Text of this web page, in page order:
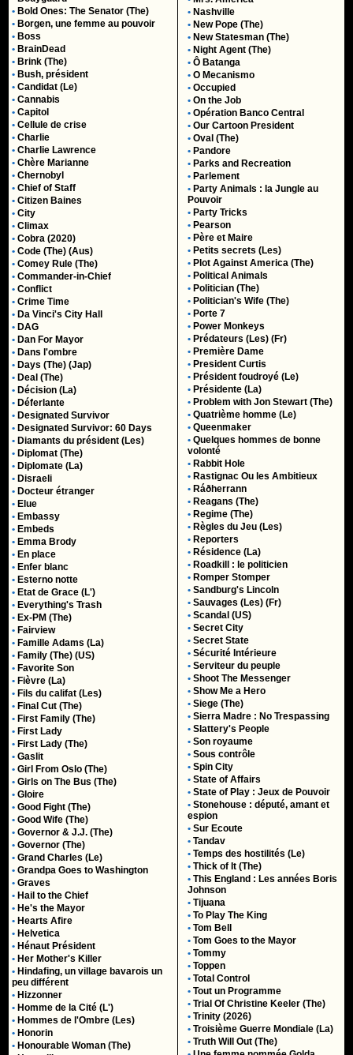
• Bold Ones: The Senator (The)
• Borgen, une femme au pouvoir
• Boss
• BrainDead
• Brink (The)
• Bush, président
• Candidat (Le)
• Cannabis
• Capitol
• Cellule de crise
• Charlie
• Charlie Lawrence
• Chère Marianne
• Chernobyl
• Chief of Staff
• Citizen Baines
• City
• Climax
• Cobra (2020)
• Code (The) (Aus)
• Comey Rule (The)
• Commander-in-Chief
• Conflict
• Crime Time
• Da Vinci's City Hall
• DAG
• Dan For Mayor
• Dans l'ombre
• Days (The) (Jap)
• Deal (The)
• Décision (La)
• Déferlante
• Designated Survivor
• Designated Survivor: 60 Days
• Diamants du président (Les)
• Diplomat (The)
• Diplomate (La)
• Disraeli
• Docteur étranger
• Elue
• Embassy
• Embeds
• Emma Brody
• En place
• Enfer blanc
• Esterno notte
• Etat de Grace (L')
• Everything's Trash
• Ex-PM (The)
• Fairview
• Famille Adams (La)
• Family (The) (US)
• Favorite Son
• Fièvre (La)
• Fils du califat (Les)
• Final Cut (The)
• First Family (The)
• First Lady
• First Lady (The)
• Gaslit
• Girl From Oslo (The)
• Girls on The Bus (The)
• Gloire
• Good Fight (The)
• Good Wife (The)
• Governor & J.J. (The)
• Governor (The)
• Grand Charles (Le)
• Grandpa Goes to Washington
• Graves
• Hail to the Chief
• He's the Mayor
• Hearts Afire
• Helvetica
• Hénaut Président
• Her Mother's Killer
• Hindafing, un village bavarois un
peu différent
• Hizzonner
• Homme de la Cité (L')
• Hommes de l'Ombre (Les)
• Honorin
• Honourable Woman (The)
• Nashville
• New Pope (The)
• New Statesman (The)
• Night Agent (The)
• Ô Batanga
• O Mecanismo
• Occupied
• On the Job
• Opération Banco Central
• Our Cartoon President
• Oval (The)
• Pandore
• Parks and Recreation
• Parlement
• Party Animals : la Jungle au
Pouvoir
• Party Tricks
• Pearson
• Père et Maire
• Petits secrets (Les)
• Plot Against America (The)
• Political Animals
• Politician (The)
• Politician's Wife (The)
• Porte 7
• Power Monkeys
• Prédateurs (Les) (Fr)
• Première Dame
• President Curtis
• Président foudroyé (Le)
• Présidente (La)
• Problem with Jon Stewart (The)
• Quatrième homme (Le)
• Queenmaker
• Quelques hommes de bonne
volonté
• Rabbit Hole
• Rastignac Ou les Ambitieux
• Ráðherrann
• Reagans (The)
• Regime (The)
• Règles du Jeu (Les)
• Reporters
• Résidence (La)
• Roadkill : le politicien
• Romper Stomper
• Sandburg's Lincoln
• Sauvages (Les) (Fr)
• Scandal (US)
• Secret City
• Secret State
• Sécurité Intérieure
• Serviteur du peuple
• Shoot The Messenger
• Show Me a Hero
• Siege (The)
• Sierra Madre : No Trespassing
• Slattery's People
• Son royaume
• Sous contrôle
• Spin City
• State of Affairs
• State of Play : Jeux de Pouvoir
• Stonehouse : député, amant et
espion
• Sur Ecoute
• Tandav
• Temps des hostilités (Le)
• Thick of It (The)
• This England : Les années Boris
Johnson
• Tijuana
• To Play The King
• Tom Bell
• Tom Goes to the Mayor
• Tommy
• Toppen
• Total Control
• Tout un Programme
• Trial Of Christine Keeler (The)
• Trinity (2026)
• Troisième Guerre Mondiale (La)
• Truth Will Out (The)